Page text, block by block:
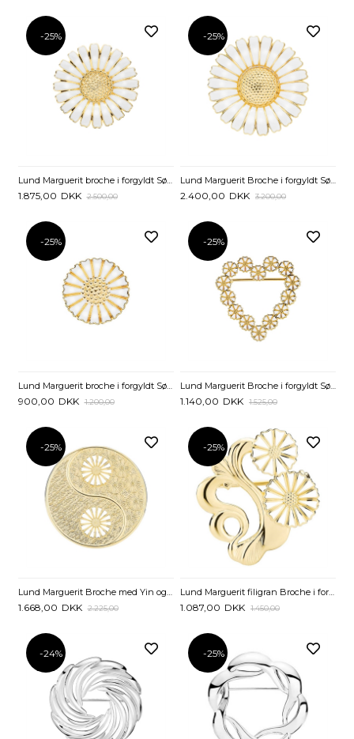
-25%
Lund Marguerit broche i forgyldt Sølv - 36 mm
1.875,00 DKK 2.500,00
-25%
Lund Marguerit Broche i forgyldt Sølv - 43 mm
2.400,00 DKK 3.200,00
-25%
Lund Marguerit broche i forgyldt Sølv -18 mm
900,00 DKK 1.200,00
-25%
Lund Marguerit Broche i forgyldt Sølv med Hjerte
1.140,00 DKK 1.525,00
-25%
1.668,00 DKK 2.225,00
-25%
1.087,00 DKK 1.450,00
-24% -25%